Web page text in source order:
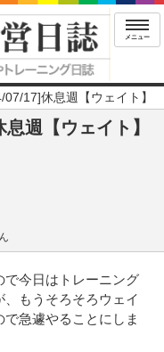
メニュー
07/17]休息週【ウェイト】
週【ウェイト】
で今日はトレーニング
もうそろそろウェイ
急遽やることにしま